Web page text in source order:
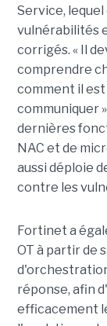
Service,
vulnérabilités
corrigés. « Il
comprendre
comment il
communiquer
dernières
NAC et de
aussi déploie
contre les
Fortinet a
OT à partir de
réponse, afin
efficacement